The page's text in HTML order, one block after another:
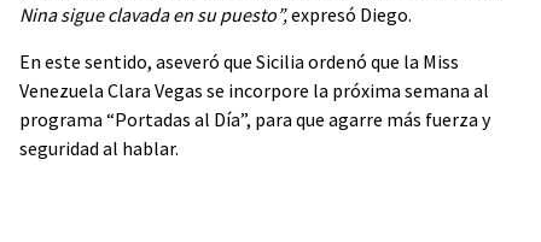
Nina sigue clavada en su puesto”,expresó Diego.
En este sentido, aseveró que Sicilia ordenó que la Miss
Venezuela Clara Vegas se incorpore la próxima semana al
programa “Portadas al Día”, para que agarre más fuerza y
seguridad al hablar.